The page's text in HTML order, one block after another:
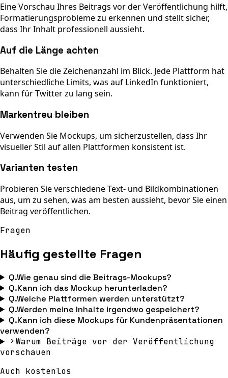
Eine Vorschau Ihres Beitrags vor der Veröffentlichung hilft,
Formatierungsprobleme zu erkennen und stellt sicher,
dass Ihr Inhalt professionell aussieht.
Auf die Länge achten
Behalten Sie die Zeichenanzahl im Blick. Jede Plattform hat
unterschiedliche Limits, was auf LinkedIn funktioniert,
kann für Twitter zu lang sein.
Markentreu bleiben
Verwenden Sie Mockups, um sicherzustellen, dass Ihr
visueller Stil auf allen Plattformen konsistent ist.
Varianten testen
Probieren Sie verschiedene Text- und Bildkombinationen
aus, um zu sehen, was am besten aussieht, bevor Sie einen
Beitrag veröffentlichen.
Fragen
Häufig gestellte Fragen
Q.Wie genau sind die Beitrags-Mockups?
Q.Kann ich das Mockup herunterladen?
Q.Welche Plattformen werden unterstützt?
Q.Werden meine Inhalte irgendwo gespeichert?
Q.Kann ich diese Mockups für Kundenpräsentationen
verwenden?
Warum Beiträge vor der Veröffentlichung
vorschauen
Auch kostenlos